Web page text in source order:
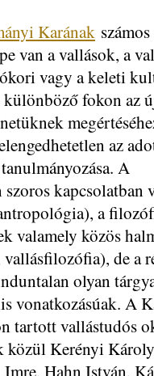
Karának
van a vallások, a
vagy a keleti
különböző fokon az
az
A
kapcsolatban
a
valamely közös
de a
olyan
vonatkozásúak. A
tartott vallástudós
közül Kerényi